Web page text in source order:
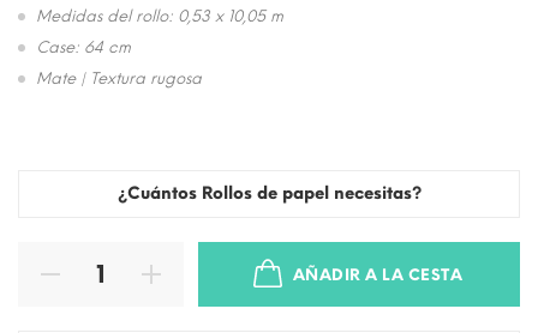
Medidas del rollo: 0,53 x 10,05 m
Case: 64 cm
Mate | Textura rugosa
¿Cuántos Rollos de papel necesitas?
AÑADIR A LA CESTA